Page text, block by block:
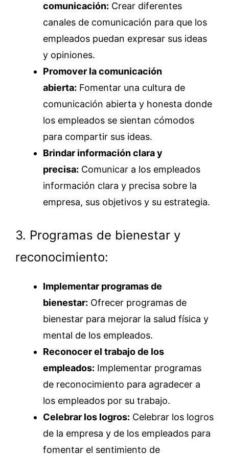
comunicación: Crear diferentes
canales de comunicación para que los
empleados puedan expresar sus ideas
y opiniones.
Promover la comunicación
abierta: Fomentar una cultura de
comunicación abierta y honesta donde
los empleados se sientan cómodos
para compartir sus ideas.
Brindar información clara y
precisa: Comunicar a los empleados
información clara y precisa sobre la
empresa, sus objetivos y su estrategia.
3. Programas de bienestar y
reconocimiento:
Implementar programas de
bienestar: Ofrecer programas de
bienestar para mejorar la salud física y
mental de los empleados.
Reconocer el trabajo de los
empleados: Implementar programas
de reconocimiento para agradecer a
los empleados por su trabajo.
Celebrar los logros: Celebrar los logros
de la empresa y de los empleados para
fomentar el sentimiento de